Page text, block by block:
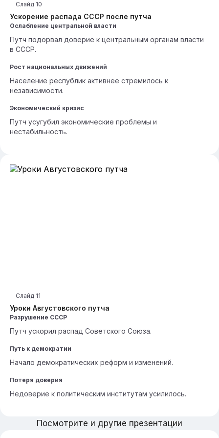
Ускорение распада СССР после путча
Слайд 10
Ослабление центральной власти
Путч подорвал доверие к центральным органам власти
в СССР.
Рост национальных движений
Население республик активнее стремилось к
независимости.
Экономический кризис
Путч усугубил экономические проблемы и
нестабильность.
Уроки Августовского путча
Слайд 11
Разрушение СССР
Путч ускорил распад Советского Союза.
Путь к демократии
Начало демократических реформ и изменений.
Потеря доверия
Недоверие к политическим институтам усилилось.
Посмотрите и другие презентации